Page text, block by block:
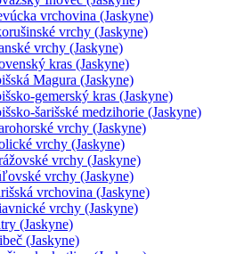
vrchovina (Jaskyne)
vrchy (Jaskyne)
vrchy (Jaskyne)
kras (Jaskyne)
Magura (Jaskyne)
gemerský kras (Jaskyne)
šarišské medzihorie (Jaskyne)
vrchy (Jaskyne)
vrchy (Jaskyne)
vrchy (Jaskyne)
vrchy (Jaskyne)
vrchovina (Jaskyne)
vrchy (Jaskyne)
(Jaskyne)
(Jaskyne)